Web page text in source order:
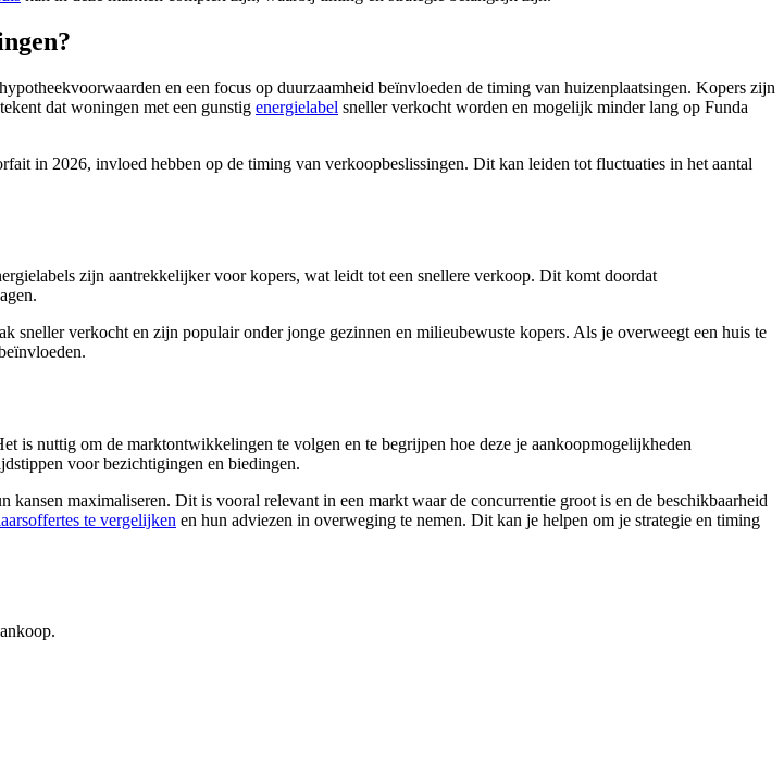
en een focus op duurzaamheid beïnvloeden de timing van huizenplaatsingen. Kopers zijn
dat woningen met een gunstig energielabel sneller verkocht worden en mogelijk minder lang op Funda
in 2026, invloed hebben op de timing van verkoopbeslissingen. Dit kan leiden tot fluctuaties in het aantal
zijn aantrekkelijker voor kopers, wat leidt tot een snellere verkoop. Dit komt doordat
verkocht en zijn populair onder jonge gezinnen en milieubewuste kopers. Als je overweegt een huis te
is nuttig om de marktontwikkelingen te volgen en te begrijpen hoe deze je aankoopmogelijkheden
voor bezichtigingen en biedingen.
maximaliseren. Dit is vooral relevant in een markt waar de concurrentie groot is en de beschikbaarheid
te vergelijken en hun adviezen in overweging te nemen. Dit kan je helpen om je strategie en timing